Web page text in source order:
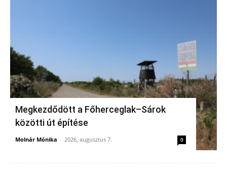
Megkezdődött a Főherceglak–Sárok
közötti út építése
Molnár Mónika - 2026, augusztus 7. 0